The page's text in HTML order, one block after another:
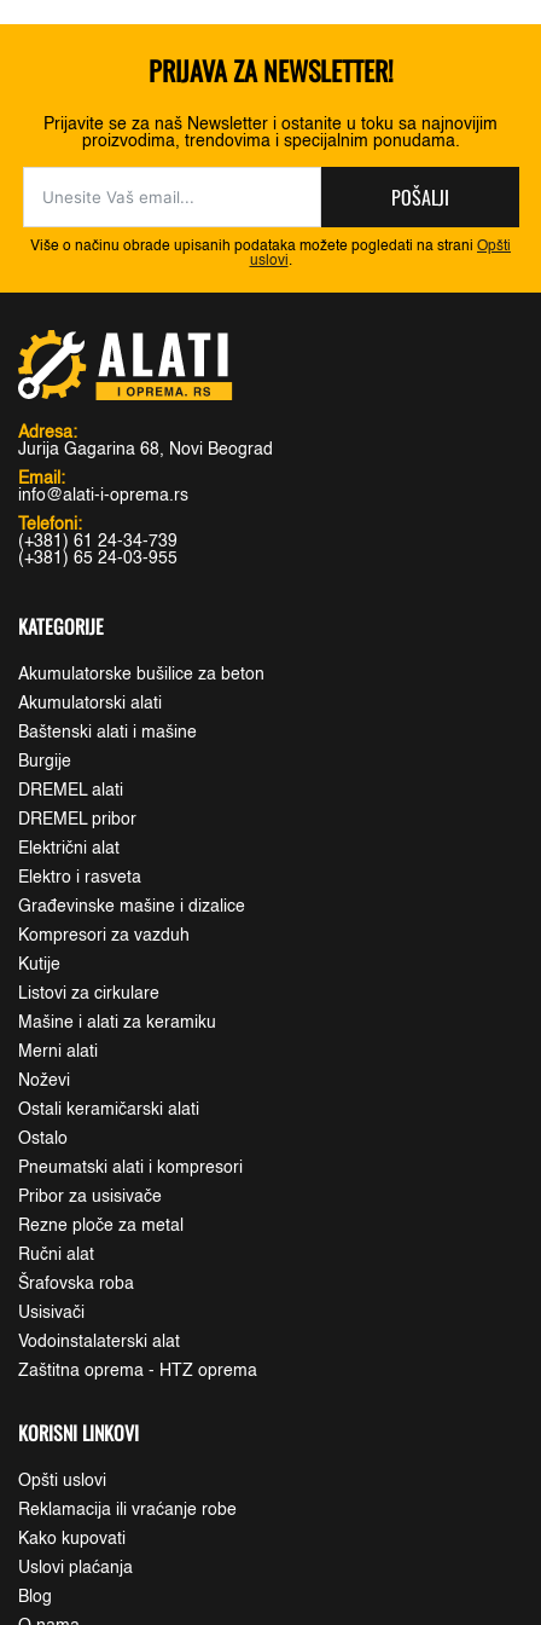
PRIJAVA ZA NEWSLETTER!
Prijavite se za naš Newsletter i ostanite u toku sa najnovijim
proizvodima, trendovima i specijalnim ponudama.
POŠALJI
Više o načinu obrade upisanih podataka možete pogledati na strani Opšti
uslovi.
Adresa:
Jurija Gagarina 68, Novi Beograd
Email:
info@alati-i-oprema.rs
Telefoni:
(+381) 61 24-34-739
(+381) 65 24-03-955
KATEGORIJE
Akumulatorske bušilice za beton
Akumulatorski alati
Baštenski alati i mašine
Burgije
DREMEL alati
DREMEL pribor
Električni alat
Elektro i rasveta
Građevinske mašine i dizalice
Kompresori za vazduh
Kutije
Listovi za cirkulare
Mašine i alati za keramiku
Merni alati
Noževi
Ostali keramičarski alati
Ostalo
Pneumatski alati i kompresori
Pribor za usisivače
Rezne ploče za metal
Ručni alat
Šrafovska roba
Usisivači
Vodoinstalaterski alat
Zaštitna oprema - HTZ oprema
KORISNI LINKOVI
Opšti uslovi
Reklamacija ili vraćanje robe
Kako kupovati
Uslovi plaćanja
Blog